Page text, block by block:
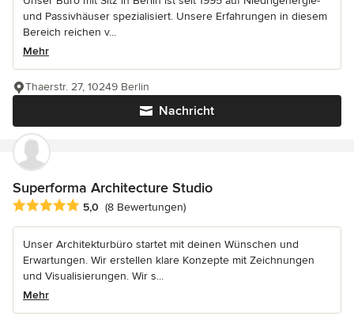
und Passivhäuser spezialisiert. Unsere Erfahrungen in diesem
Bereich reichen v...
Mehr
Nachricht
Thaerstr. 27, 10249 Berlin
Superforma Architecture Studio
Durchschnittliche Bewertung: 5 von 5 Sternen
5,0 (8 Bewertungen)
Unser Architekturbüro startet mit deinen Wünschen und
Erwartungen. Wir erstellen klare Konzepte mit Zeichnungen
und Visualisierungen. Wir s...
Mehr